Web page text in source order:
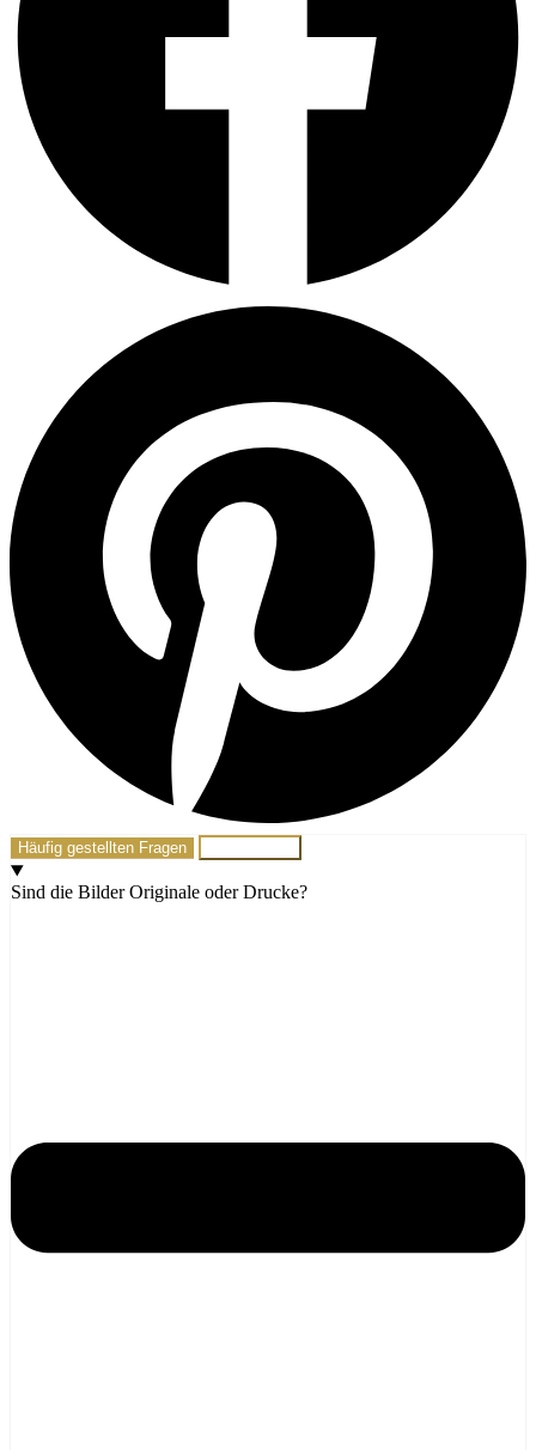
Häufig gestellten Fragen
Sind die Bilder Originale oder Drucke?